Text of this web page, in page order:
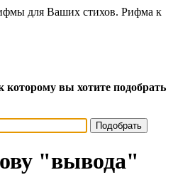
для Ваших стихов. Рифма к
которому вы хотите подобрать
Подобрать
"вывода"